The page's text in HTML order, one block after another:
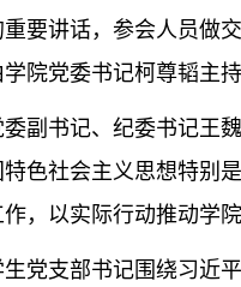
要讲话，参会人员做交
学院党委书记柯尊韬主持
委副书记、纪委书记王
色社会主义思想特别
，以实际行动推动学
生党支部书记围绕习近